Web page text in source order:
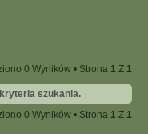
0 Wyników • Strona 1 Z 1
szukania.
0 Wyników • Strona 1 Z 1